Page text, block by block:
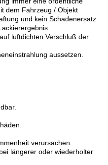
dem Fahrzeug / Objekt
und kein Schadenersatz
luftdichten Verschluß der
aussetzen.
verursachen.
längerer oder wiederholter